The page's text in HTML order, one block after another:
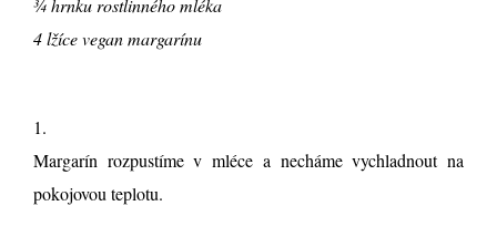
¾ hrnku rostlinného mléka
4 lžíce vegan margarínu
1.
Margarín rozpustíme v mléce a necháme vychladnout na
pokojovou teplotu.